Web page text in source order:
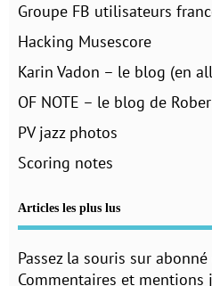
Groupe FB utilisateurs
Hacking Musescore
Karin Vadon – le blog (en
OF NOTE – le blog de
PV jazz photos
Scoring notes
Articles les plus lus
Passez la souris sur
Commentaires et mentions